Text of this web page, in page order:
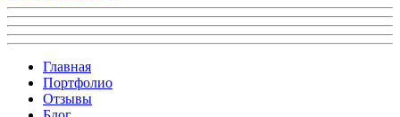
Главная
Портфолио
Отзывы